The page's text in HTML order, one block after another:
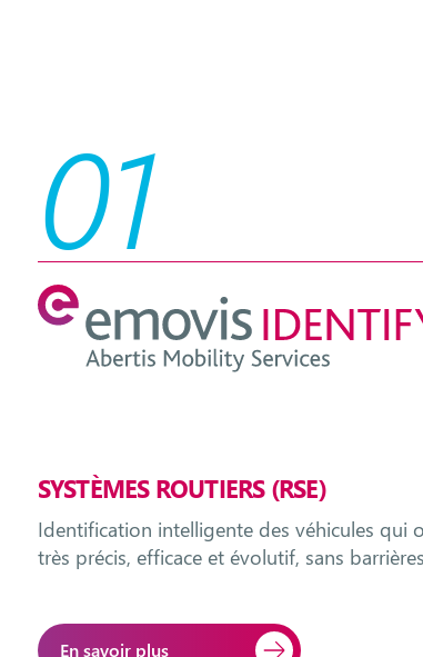
01
SYSTÈMES ROUTIERS (RSE)
Identification intelligente des véhicules qui
très précis, efficace et évolutif, sans
En savoir plus